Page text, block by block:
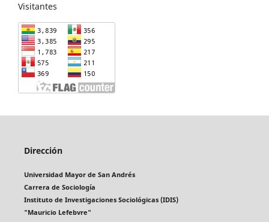
Visitantes
Dirección
Universidad Mayor de San Andrés
Carrera de Sociología
Instituto de Investigaciones Sociológicas (IDIS)
"Mauricio Lefebvre"